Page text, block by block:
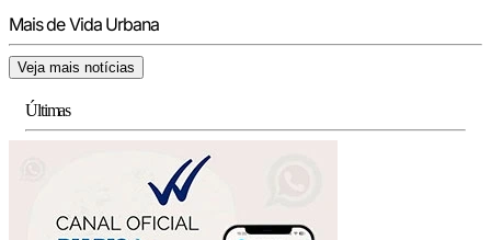
Mais de Vida Urbana
Veja mais notícias
Últimas